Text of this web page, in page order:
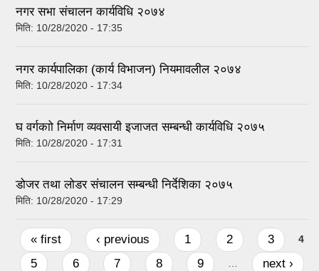
नगर सभा संचालन कार्यविधि २०७४
मिति: 10/28/2020 - 17:35
नगर कार्यपालिका (कार्य विभाजन) नियमावलील २०७४
मिति: 10/28/2020 - 17:34
घ वर्गकाो निर्माण व्यवसायी इजाजत सम्बन्धी कार्यविधि २०७५
मिति: 10/28/2020 - 17:31
डोजर तथा लोडर संचालन सम्बन्धी निर्देशिका २०७५
मिति: 10/28/2020 - 17:29
Pages
« first ‹ previous 1 2 3 4
5 6 7 8 9 …
next ›